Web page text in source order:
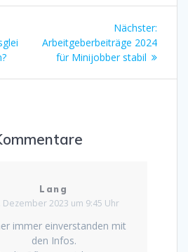
Nächster:
Arbeitgeberbeiträge 2024
für Minijobber stabil
Lang
Dezember 2023 um 9:45 Uhr
immer einverstanden mit
den Infos.